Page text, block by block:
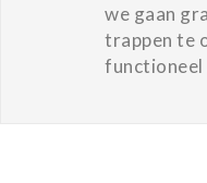
we gaan
trappen te
functioneel